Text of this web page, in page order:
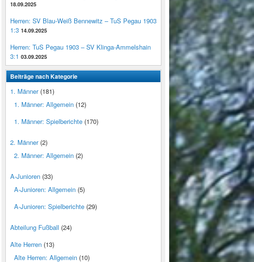
18.09.2025
Herren: SV Blau-Weiß Bennewitz – TuS Pegau 1903
1:3 14.09.2025
Herren: TuS Pegau 1903 – SV Klinga-Ammelshain
3:1 03.09.2025
Beiträge nach Kategorie
1. Männer(181)
1. Männer: Allgemein (12)
1. Männer: Spielberichte (170)
2. Männer(2)
2. Männer: Allgemein (2)
A-Junioren (33)
A-Junioren: Allgemein (5)
A-Junioren: Spielberichte (29)
Abteilung Fußball (24)
Alte Herren (13)
Alte Herren: Allgemein (10)